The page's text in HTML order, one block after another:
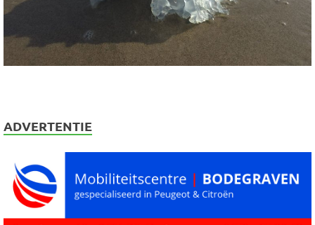
ADVERTENTIE